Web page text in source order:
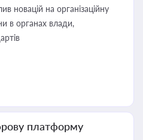
новацій на організаційну
в органах влади,
платформу